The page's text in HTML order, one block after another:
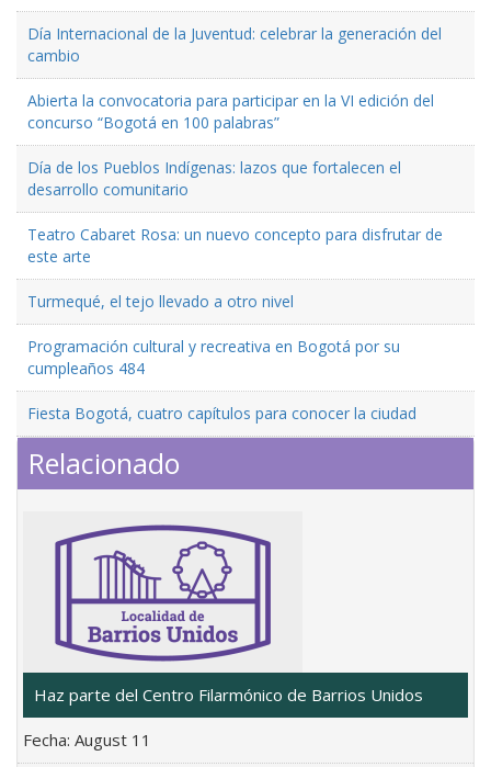
Día Internacional de la Juventud: celebrar la generación del
cambio
Abierta la convocatoria para participar en la VI edición del
concurso “Bogotá en 100 palabras”
Día de los Pueblos Indígenas: lazos que fortalecen el
desarrollo comunitario
Teatro Cabaret Rosa: un nuevo concepto para disfrutar de
este arte
Turmequé, el tejo llevado a otro nivel
Programación cultural y recreativa en Bogotá por su
cumpleaños 484
Fiesta Bogotá, cuatro capítulos para conocer la ciudad
Relacionado
Haz parte del Centro Filarmónico de Barrios Unidos
Fecha: August 11